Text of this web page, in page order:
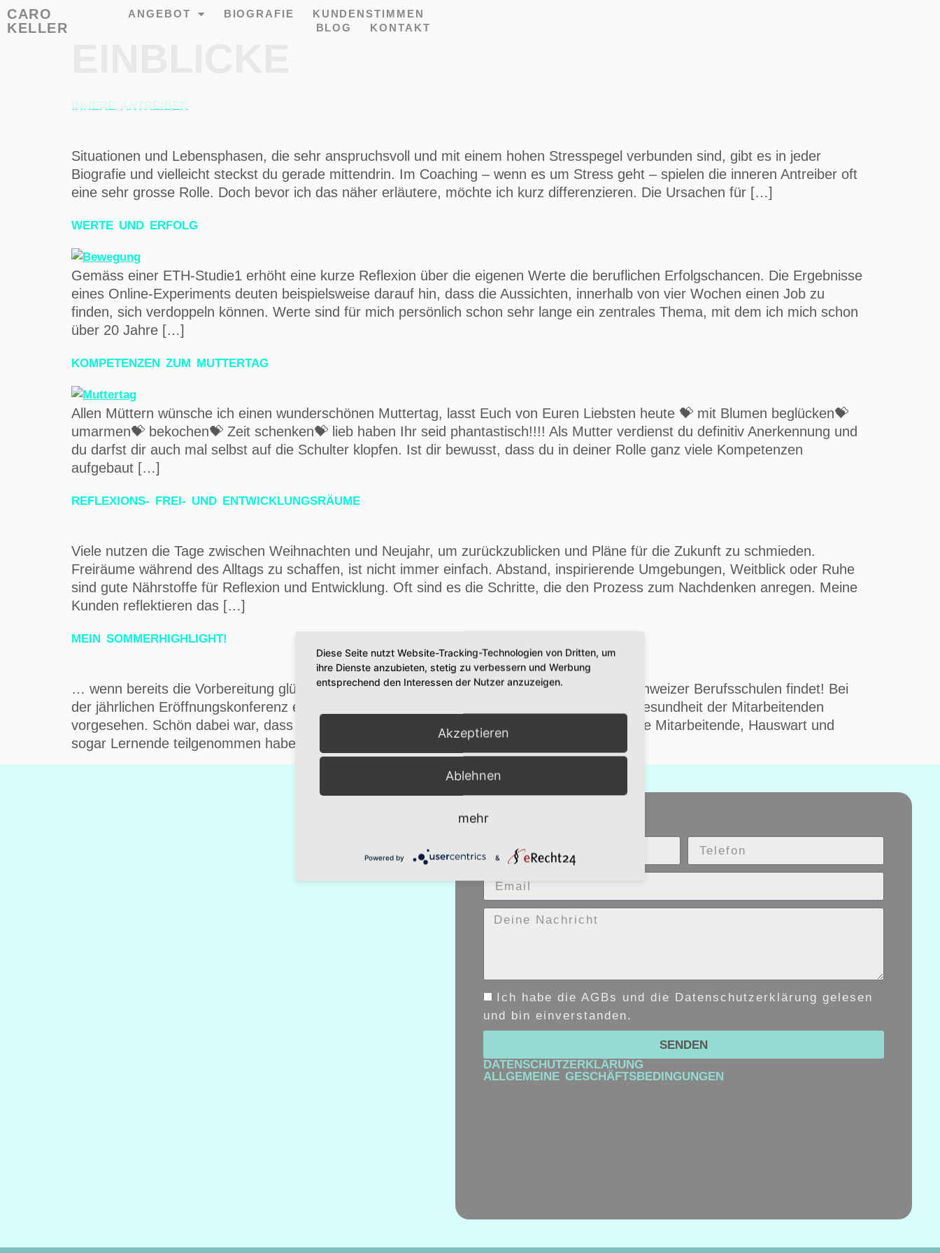
CARO
KELLER
ANGEBOT BIOGRAFIE
KUNDENSTIMMEN
BLOG
KONTAKT
INNERE ANTREIBER
Situationen und Lebensphasen, die sehr anspruchsvoll und mit einem hohen Stresspegel verbunden sind, gibt es in jeder
Biografie und vielleicht steckst du gerade mittendrin. Im Coaching – wenn es um Stress geht – spielen die inneren Antreiber oft
eine sehr grosse Rolle. Doch bevor ich das näher erläutere, möchte ich kurz differenzieren. Die Ursachen für […]
WERTE UND ERFOLG
Gemäss einer ETH-Studie1 erhöht eine kurze Reflexion über die eigenen Werte die beruflichen Erfolgschancen. Die Ergebnisse
eines Online-Experiments deuten beispielsweise darauf hin, dass die Aussichten, innerhalb von vier Wochen einen Job zu
finden, sich verdoppeln können. Werte sind für mich persönlich schon sehr lange ein zentrales Thema, mit dem ich mich schon
über 20 Jahre […]
KOMPETENZEN ZUM MUTTERTAG
Allen Müttern wünsche ich einen wunderschönen Muttertag, lasst Euch von Euren Liebsten heute 💝 mit Blumen beglücken💝
umarmen💝 bekochen💝 Zeit schenken💝 lieb haben Ihr seid phantastisch!!!! Als Mutter verdienst du definitiv Anerkennung und
du darfst dir auch mal selbst auf die Schulter klopfen. Ist dir bewusst, dass du in deiner Rolle ganz viele Kompetenzen
aufgebaut […]
REFLEXIONS- FREI- UND ENTWICKLUNGSRÄUME
Viele nutzen die Tage zwischen Weihnachten und Neujahr, um zurückzublicken und Pläne für die Zukunft zu schmieden.
Freiräume während des Alltags zu schaffen, ist nicht immer einfach. Abstand, inspirierende Umgebungen, Weitblick oder Ruhe
sind gute Nährstoffe für Reflexion und Entwicklung. Oft sind es die Schritte, die den Prozess zum Nachdenken anregen. Meine
Kunden reflektieren das […]
MEIN SOMMERHIGHLIGHT!
… wenn bereits die Vorbereitung glücklich macht!… toll dass dieses Thema Einzug in die Schweizer Berufsschulen findet! Bei
der jährlichen Eröffnungskonferenz eines Berufsschulzentrums war ein Nachmittag für die Gesundheit der Mitarbeitenden
vorgesehen. Schön dabei war, dass nicht nur Lehrkräfte, sondern Schulleitung, administrative Mitarbeitende, Hauswart und
sogar Lernende teilgenommen haben. Die Mitarbeitenden konnten jeweils 2 aus […]
KONTAKT
Ich habe die AGBs und die Datenschutzerklärung gelesen
und bin einverstanden.
SENDEN
DATENSCHUTZERKLÄRUNG
ALLGEMEINE GESCHÄFTSBEDINGUNGEN
Diese Seite nutzt Website-Tracking-Technologien von Dritten, um
ihre Dienste anzubieten, stetig zu verbessern und Werbung
entsprechend den Interessen der Nutzer anzuzeigen.
Akzeptieren
Ablehnen
mehr
Powered by &